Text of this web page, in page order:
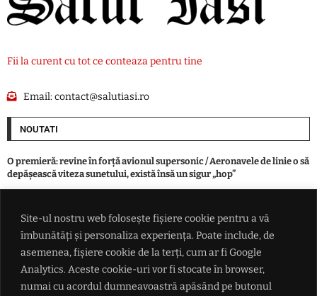
Site-ul nostru web folosește fișiere cookie pentru a vă
îmbunătăți și personaliza experiența. Poate include, de
asemenea, fișiere cookie de la terți, cum ar fi Google
Analytics. Aceste cookie-uri vor fi stocate în browser,
numai cu acordul dumneavoastră apăsând pe butonul
Fii la curent cu tot ce conteaza pentru tine
Email:contact@salutiasi.ro
NOUTATI
O premieră: revine în forță avionul supersonic / Aeronavele de linie o să
depășească viteza sunetului, există însă un sigur „hop”
Individ din Todirești, mai presus de LEGE. O angajată a primăriei, la un
pas de viol în biroul instituției: „S-a dezbrăcat gol-pușcă”
Lovitură fără precedent pentru gigantul rețelelor sociale. Meta
primește cea mai dură sancțiune dintr-un proces privind siguranța
copiilor